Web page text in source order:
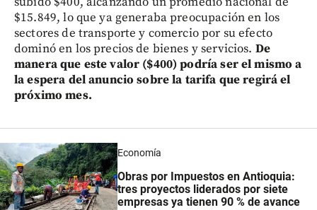
$15.849, lo que ya generaba preocupación en los
sectores de transporte y comercio por su efecto
dominó en los precios de bienes y servicios. De
manera que este valor ($400) podría ser el mismo a
la espera del anuncio sobre la tarifa que regirá el
próximo mes.
Economía
Obras por Impuestos en Antioquia:
tres proyectos liderados por siete
empresas ya tienen 90 % de avance